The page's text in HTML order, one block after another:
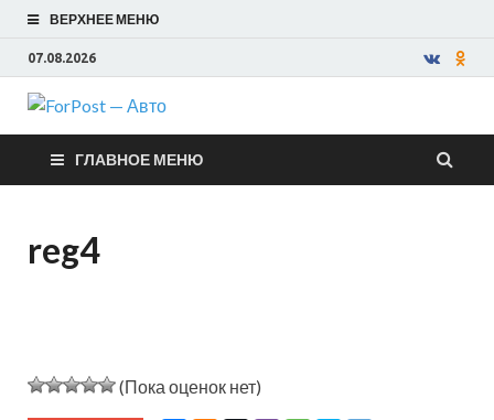
ВЕРХНЕЕ МЕНЮ
07.08.2026
ForPost —
Авто
ГЛАВНОЕ МЕНЮ
reg4
(Пока оценок нет)